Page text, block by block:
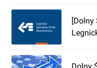
[Dolny